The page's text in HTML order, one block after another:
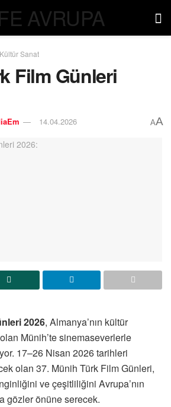
Kültür Sanat
Film Günleri
14.04.2026 AA
2026, Almanya’nın kültür
Münih’te sinemaseverlerle
17–26 Nisan 2026 tarihleri
olan 37. Münih Türk Film Günleri,
ve çeşitliliğini Avrupa’nın
gözler önüne serecek.